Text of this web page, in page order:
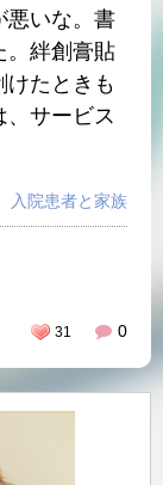
悪いな。書
。絆創膏貼
けたときも
、サービス
入院患者と家族
0
31